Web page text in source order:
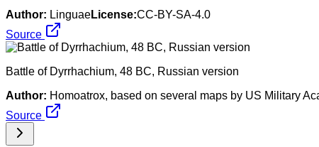
Author: LinguaeLicense:CC-BY-SA-4.0
Source
Battle of Dyrrhachium, 48 BC, Russian version
Author: Homoatrox, based on several maps by US Military
Source